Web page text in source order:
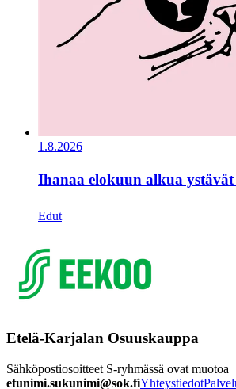
1.8.2026
Ihanaa elokuun alkua
Edut
Etelä-Karjalan Osuuskauppa
Sähköpostiosoitteet S-ryhmässä ovat muotoa
etunimi.sukunimi@sok.fiYhteystiedot